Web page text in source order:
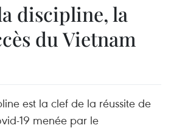
discipline, la
du Vietnam
est la clef de la réussite de
19 menée par le